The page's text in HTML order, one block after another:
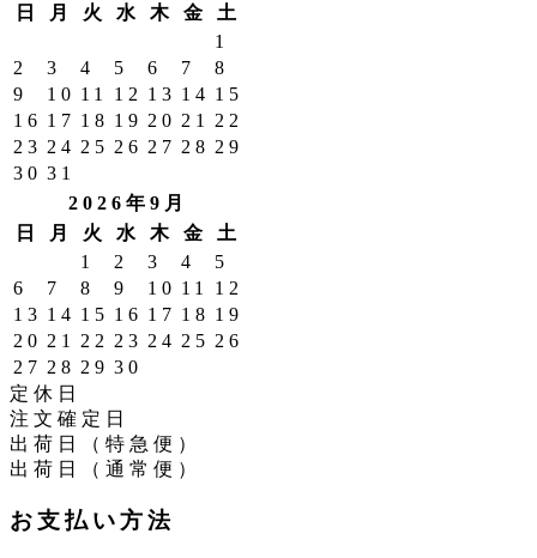
日
月 火 水 木 金
土
1
2
3 4 5 6 7
8
9
10 11 12 13 14 15
16 17 18 19 20 21
22
23 24 25 26 27 28 29
30 31
2026年9月
日
月 火 水 木 金
土
1
2 3 4
5
6
7 8 9 10 11
12
13 14 15 16 17 18 19
20 21 22 23 24 25 26
27 28 29 30
定休日
注文確定日
出荷日（特急便）
出荷日（通常便）
お支払い方法